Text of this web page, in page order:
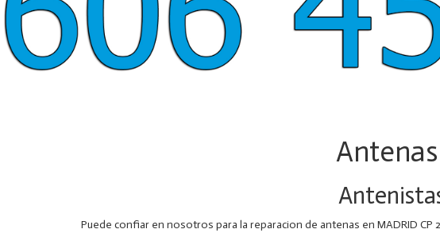
Puede confiar en nosotros para la reparacion de antenas en MADRID